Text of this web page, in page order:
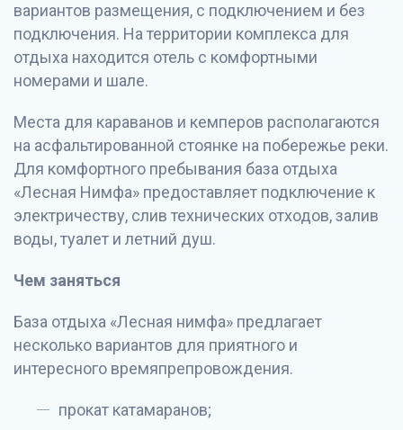
вариантов размещения, с подключением и без
подключения. На территории комплекса для
отдыха находится отель с комфортными
номерами и шале.
Места для караванов и кемперов располагаются
на асфальтированной стоянке на побережье реки.
Для комфортного пребывания база отдыха
«Лесная Нимфа» предоставляет подключение к
электричеству, слив технических отходов, залив
воды, туалет и летний душ.
Чем заняться
База отдыха «Лесная нимфа» предлагает
несколько вариантов для приятного и
интересного времяпрепровождения.
прокат катамаранов;